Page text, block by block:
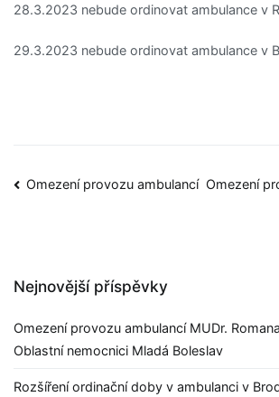
28.3.2023 nebude ordinovat ambulance v
29.3.2023 nebude ordinovat ambulance v
Omezení provozu ambulancí Omezení
Nejnovější příspěvky
Omezení provozu ambulancí MUDr.
Oblastní nemocnici Mladá Boleslav
Rozšíření ordinační doby v ambulanci v